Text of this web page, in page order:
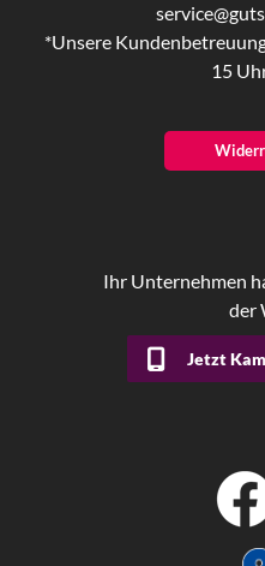
*Unsere
15
Ihr Unternehmen
der
Jetzt